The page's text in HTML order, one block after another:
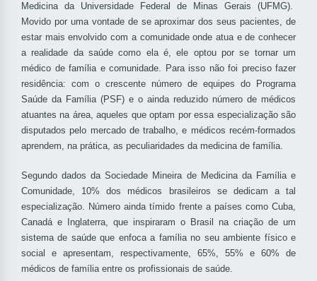
Medicina da Universidade Federal de Minas Gerais (UFMG).
Movido por uma vontade de se aproximar dos seus pacientes, de
estar mais envolvido com a comunidade onde atua e de conhecer
a realidade da saúde como ela é, ele optou por se tornar um
médico de família e comunidade. Para isso não foi preciso fazer
residência: com o crescente número de equipes do Programa
Saúde da Família (PSF) e o ainda reduzido número de médicos
atuantes na área, aqueles que optam por essa especialização são
disputados pelo mercado de trabalho, e médicos recém-formados
aprendem, na prática, as peculiaridades da medicina de família.
Segundo dados da Sociedade Mineira de Medicina da Família e
Comunidade, 10% dos médicos brasileiros se dedicam a tal
especialização. Número ainda tímido frente a países como Cuba,
Canadá e Inglaterra, que inspiraram o Brasil na criação de um
sistema de saúde que enfoca a família no seu ambiente físico e
social e apresentam, respectivamente, 65%, 55% e 60% de
médicos de família entre os profissionais de saúde.